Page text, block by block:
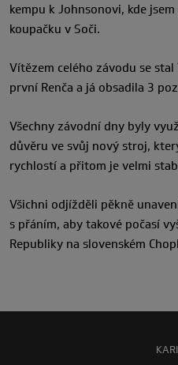
kempu k Johnsonovi, kde
koupačku v Soči.
Vítězem celého závodu se
první Renča a já obsadila 3
Všechny závodní dny byly
důvěru ve svůj nový stroj,
rychlostí a přitom je velmi
Všichni odjížděli pěkně
s přáním, aby takové počasí
Republiky na slovenském